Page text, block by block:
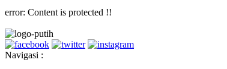
error: Content is protected !!
Navigasi :